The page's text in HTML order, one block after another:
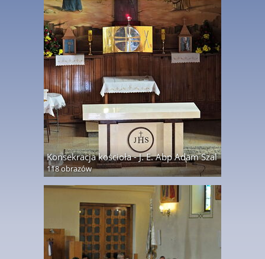
Konsekracja kościoła - J. E. Abp Adam Szal
118 obrazów